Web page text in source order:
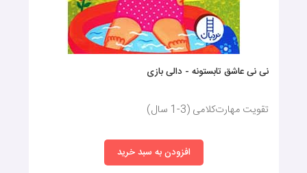
نی نی عاشق تابستونه - دالی بازی
تقویت مهارت‌کلامی (3-1 سال)
افزودن به سبد خرید